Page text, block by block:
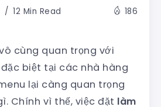
12 Min Read 186
cùng quan trọng với
biệt tại các nhà hàng
lại càng quan trọng
Chính vì thế, việc đặt làm